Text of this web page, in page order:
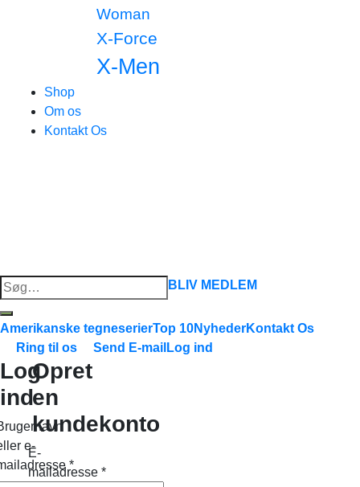
Woman
X-Force
X-Men
Shop
Om os
Kontakt Os
Søg
efter:
BLIV MEDLEM
Amerikanske tegneserierTop 10NyhederKontakt Os
Ring til os
Send E-mail Log ind
Log
ind
e-
*
Opret
en
kundekonto
E-
mailadresse *